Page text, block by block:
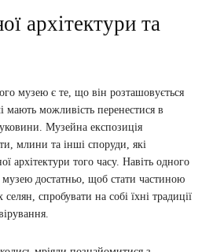
архітектури та
музею є те, що він розташовується
мають можливість перенестися в
Музейна експозиція
млини та інші споруди, які
архітектури того часу. Навіть одного
достатньо, щоб стати частиною
спробувати на собі їхні традиції